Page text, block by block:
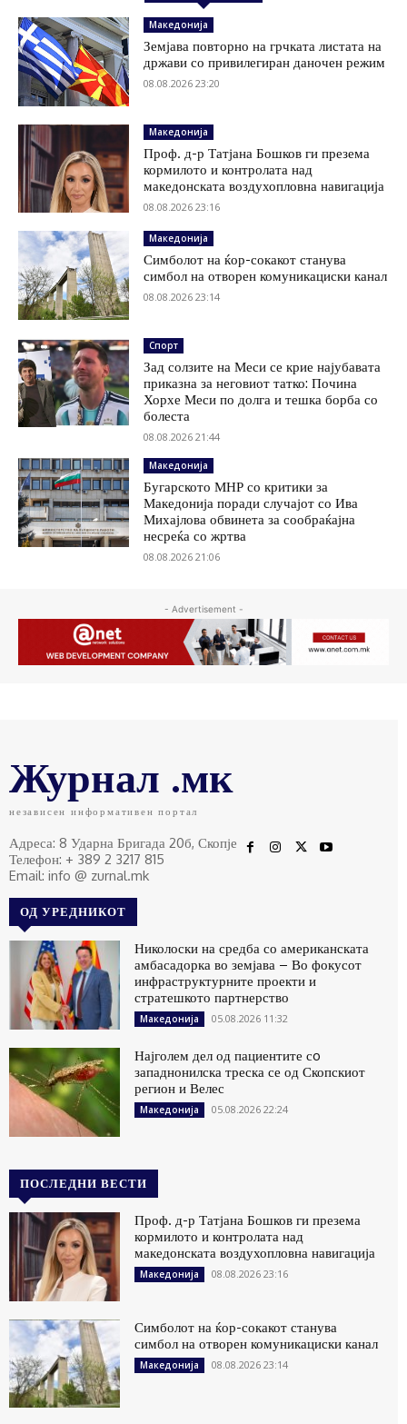
Македонија
Земјава повторно на грчката листата на
држави со привилегиран даночен режим
08.08.2026 23:20
Македонија
Проф. д-р Татјана Бошков ги презема
кормилото и контролата над
македонската воздухопловна навигација
08.08.2026 23:16
Македонија
Симболот на ќор-сокакот станува
симбол на отворен комуникациски канал
08.08.2026 23:14
Спорт
Зад солзите на Меси се крие најубавата
приказна за неговиот татко: Почина
Хорхе Меси по долга и тешка борба со
болеста
08.08.2026 21:44
Македонија
Бугарското МНР со критики за
Македонија поради случајот со Ива
Михајлова обвинета за сообраќајна
несреќа со жртва
08.08.2026 21:06
- Advertisement -
Журнал .мк
независен информативен портал
Адреса: 8 Ударна Бригада 20б, Скопје
Телефон: + 389 2 3217 815
Email: info @ zurnal.mk
ОД УРЕДНИКОТ
Николоски на средба со американската
амбасадорка во земјава – Во фокусот
инфраструктурните проекти и
стратешкото партнерство
Македонија 05.08.2026 11:32
Најголем дел од пациентите сo
западнонилска треска се од Скопскиот
регион и Велес
Македонија 05.08.2026 22:24
ПОСЛЕДНИ ВЕСТИ
Проф. д-р Татјана Бошков ги презема
кормилото и контролата над
македонската воздухопловна навигација
Македонија 08.08.2026 23:16
Симболот на ќор-сокакот станува
симбол на отворен комуникациски канал
Македонија 08.08.2026 23:14